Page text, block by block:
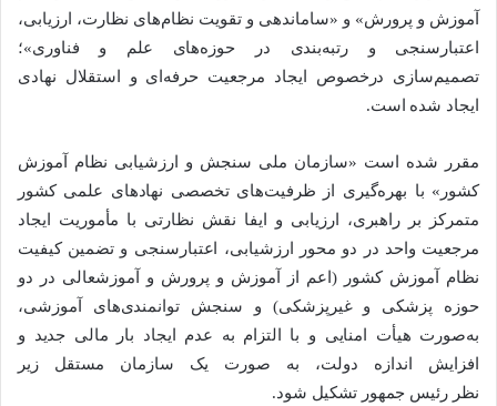
آموزش و پرورش» و «ساماندهی و تقویت نظام‌های نظارت، ارزیابی،
اعتبارسنجی و رتبه‌بندی در حوزه‌های علم و فناوری»؛
تصمیم‌سازی درخصوص ایجاد مرجعیت حرفه‌ای و استقلال نهادی
ایجاد شده است.
مقرر شده است «سازمان ملی سنجش و ارزشیابی نظام آموزش
کشور» با بهره‌گیری از ظرفیت‌های تخصصی نهادهای علمی کشور
متمرکز بر راهبری، ارزیابی و ایفا نقش نظارتی با مأموریت ایجاد
مرجعیت واحد در دو محور ارزشیابی، اعتبارسنجی و تضمین کیفیت
نظام آموزش کشور (اعم از آموزش و پرورش و آموزشعالی در دو
حوزه پزشکی و غیرپزشکی) و سنجش توانمندی‌های آموزشی،
به‌صورت هیأت امنایی و با التزام به عدم ایجاد بار مالی جدید و
افزایش اندازه دولت، به صورت یک سازمان مستقل زیر
نظر رئیس جمهور تشکیل شود.